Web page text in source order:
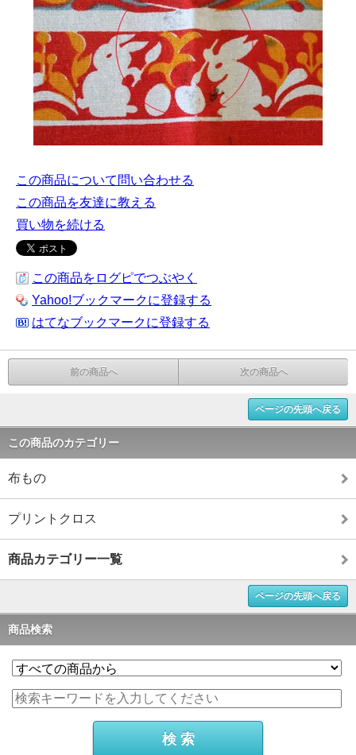
この商品について問い合わせる
この商品を友達に教える
買い物を続ける
この商品をログピでつぶやく
Yahoo!ブックマークに登録する
はてなブックマークに登録する
前の商品へ 次の商品へ
ページの先頭へ戻る
この商品のカテゴリー
布もの
プリントクロス
商品カテゴリー一覧
ページの先頭へ戻る
商品検索